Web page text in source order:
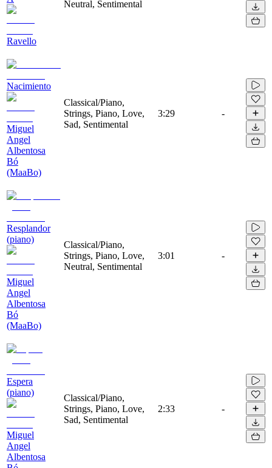
Ravello
Neutral, Sentimental
Nacimiento
Miguel
Angel
Albentosa
Bó
(MaaBo)
Classical/Piano,
Strings, Piano, Love,
Sad, Sentimental
3:29 -
Resplandor
(piano)
Miguel
Angel
Albentosa
Bó
(MaaBo)
Classical/Piano,
Strings, Piano, Love,
Neutral, Sentimental
3:01 -
Espera
(piano)
Miguel
Angel
Albentosa
Classical/Piano,
Strings, Piano, Love,
Sad, Sentimental
2:33 -